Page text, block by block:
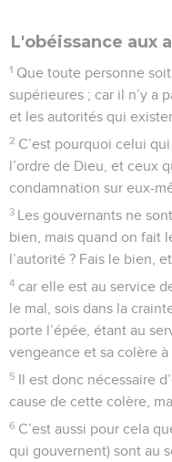
L'obéissance aux
1 Que toute personne
supérieures ; car il n’y a
et les autorités qui
2 C’est pourquoi celui
l’ordre de Dieu, et ceux
condamnation sur eux-
3 Les gouvernants ne
bien, mais quand on fait
l’autorité ? Fais le bien,
4 car elle est au service
le mal, sois dans la
porte l’épée, étant au
vengeance et sa colère
5 Il est donc nécessaire
cause de cette colère,
6 C’est aussi pour cela
qui gouvernent) sont au